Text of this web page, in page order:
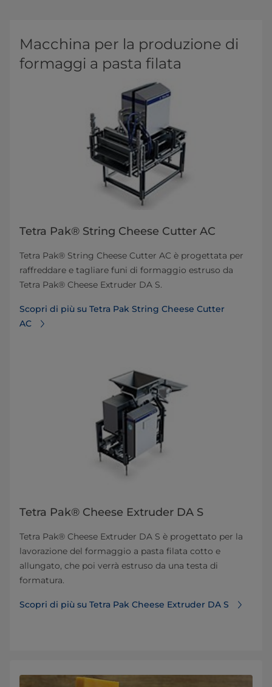
Macchina per la produzione di
formaggi a pasta filata
Tetra Pak® String Cheese Cutter AC
Tetra Pak® String Cheese Cutter AC è progettata per
raffreddare e tagliare funi di formaggio estruso da
Tetra Pak® Cheese Extruder DA S.
Scopri di più su Tetra Pak String Cheese Cutter
AC
Tetra Pak® Cheese Extruder DA S
Tetra Pak® Cheese Extruder DA S è progettato per la
lavorazione del formaggio a pasta filata cotto e
allungato, che poi verrà estruso da una testa di
formatura.
Scopri di più su Tetra Pak Cheese Extruder DA S